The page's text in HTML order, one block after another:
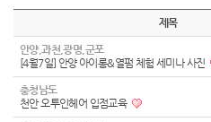
제목
안양,과천,광명,군포
[4월7일] 안양 아이롱&열펌 체험 세미나 사진
충청남도
천안 오투인헤어 입점교육